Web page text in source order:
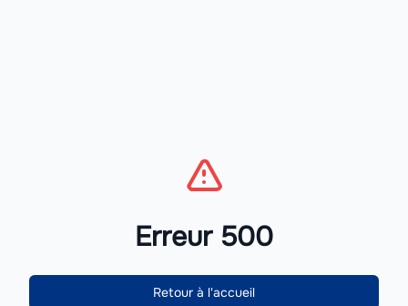
Erreur 500
Retour à l'accueil